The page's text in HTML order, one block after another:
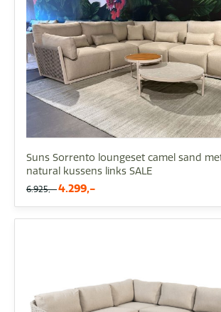
Suns Sorrento loungeset camel sand
natural kussens links SALE
6.925,- 4.299,-